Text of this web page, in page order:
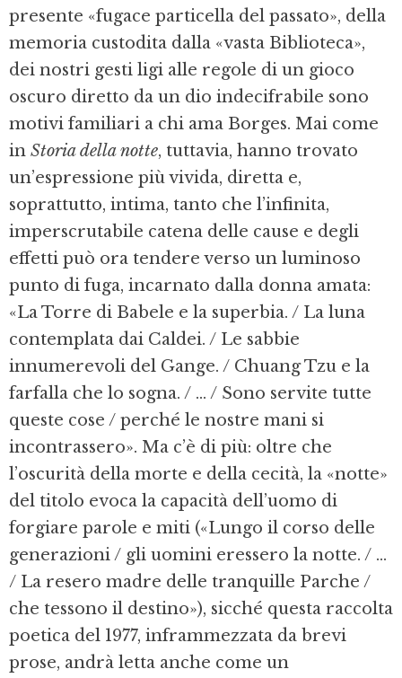
presente «fugace particella del passato», della
memoria custodita dalla «vasta Biblioteca»,
dei nostri gesti ligi alle regole di un gioco
oscuro diretto da un dio indecifrabile sono
motivi familiari a chi ama Borges. Mai come
in Storia della notte, tuttavia, hanno trovato
un’espressione più vivida, diretta e,
soprattutto, intima, tanto che l’infinita,
imperscrutabile catena delle cause e degli
effetti può ora tendere verso un luminoso
punto di fuga, incarnato dalla donna amata:
«La Torre di Babele e la superbia. / La luna
contemplata dai Caldei. / Le sabbie
innumerevoli del Gange. / Chuang Tzu e la
farfalla che lo sogna. / ... / Sono servite tutte
queste cose / perché le nostre mani si
incontrassero». Ma c’è di più: oltre che
l’oscurità della morte e della cecità, la «notte»
del titolo evoca la capacità dell’uomo di
forgiare parole e miti («Lungo il corso delle
generazioni / gli uomini eressero la notte. / ...
/ La resero madre delle tranquille Parche /
che tessono il destino»), sicché questa raccolta
poetica del 1977, inframmezzata da brevi
prose, andrà letta anche come un